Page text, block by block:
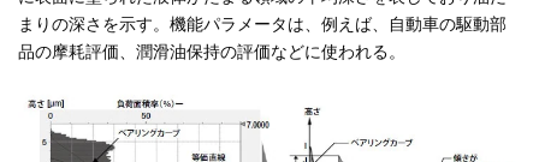
まりの深さを示す。機能パラメータは、例えば、自動車の駆動部
品の摩耗評価、潤滑油保持の評価などに使われる。